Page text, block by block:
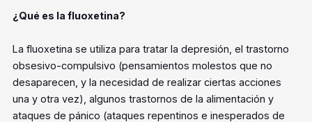
¿Qué es la fluoxetina?
La fluoxetina se utiliza para tratar la depresión, el trastorno
obsesivo-compulsivo (pensamientos molestos que no
desaparecen, y la necesidad de realizar ciertas acciones
una y otra vez), algunos trastornos de la alimentación y
ataques de pánico (ataques repentinos e inesperados de